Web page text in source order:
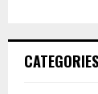
CATEGORIES